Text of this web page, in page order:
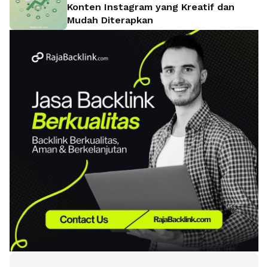
Konten Instagram yang Kreatif dan
Mudah Diterapkan